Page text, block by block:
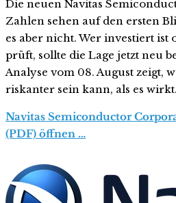
Die neuen Navitas
Zahlen sehen auf den ersten
es aber nicht. Wer investiert ist
prüft, sollte die Lage jetzt neu
Analyse vom 08. August zeigt,
riskanter sein kann, als es wirkt.
Navitas Semiconductor
(PDF) öffnen …